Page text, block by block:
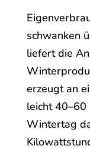
schwanken
liefert die
erzeugt an
leicht
Wintertag